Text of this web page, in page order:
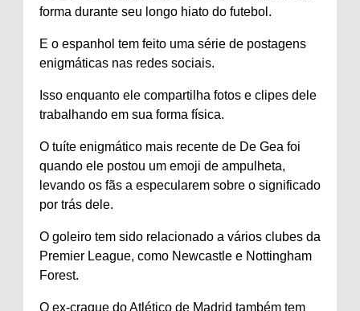
forma durante seu longo hiato do futebol.
E o espanhol tem feito uma série de postagens
enigmáticas nas redes sociais.
Isso enquanto ele compartilha fotos e clipes dele
trabalhando em sua forma física.
O tuíte enigmático mais recente de De Gea foi
quando ele postou um emoji de ampulheta,
levando os fãs a especularem sobre o significado
por trás dele.
O goleiro tem sido relacionado a vários clubes da
Premier League, como Newcastle e Nottingham
Forest.
O ex-craque do Atlético de Madrid também tem